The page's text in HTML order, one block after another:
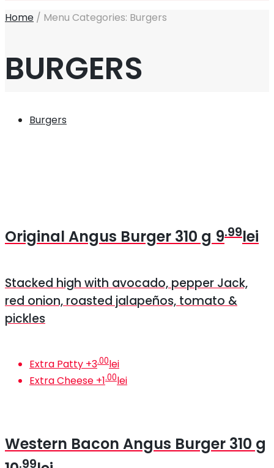
Home / Menu Categories: Burgers
BURGERS
Burgers
Original Angus Burger 310 g 9.99lei
Stacked high with avocado, pepper Jack,
red onion, roasted jalapeños, tomato &
pickles
Extra Patty +3.00lei
Extra Cheese +1.00lei
Western Bacon Angus Burger 310 g
.99